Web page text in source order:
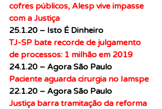
cofres públicos, Alesp vive impasse
com a Justiça
25.1.20 – Isto É Dinheiro
TJ-SP bate recorde de julgamento
de processos: 1 milhão em 2019
24.1.20 – Agora São Paulo
Paciente aguarda cirurgia no Iamspe
22.1.20 – Agora São Paulo
Justiça barra tramitação da reforma